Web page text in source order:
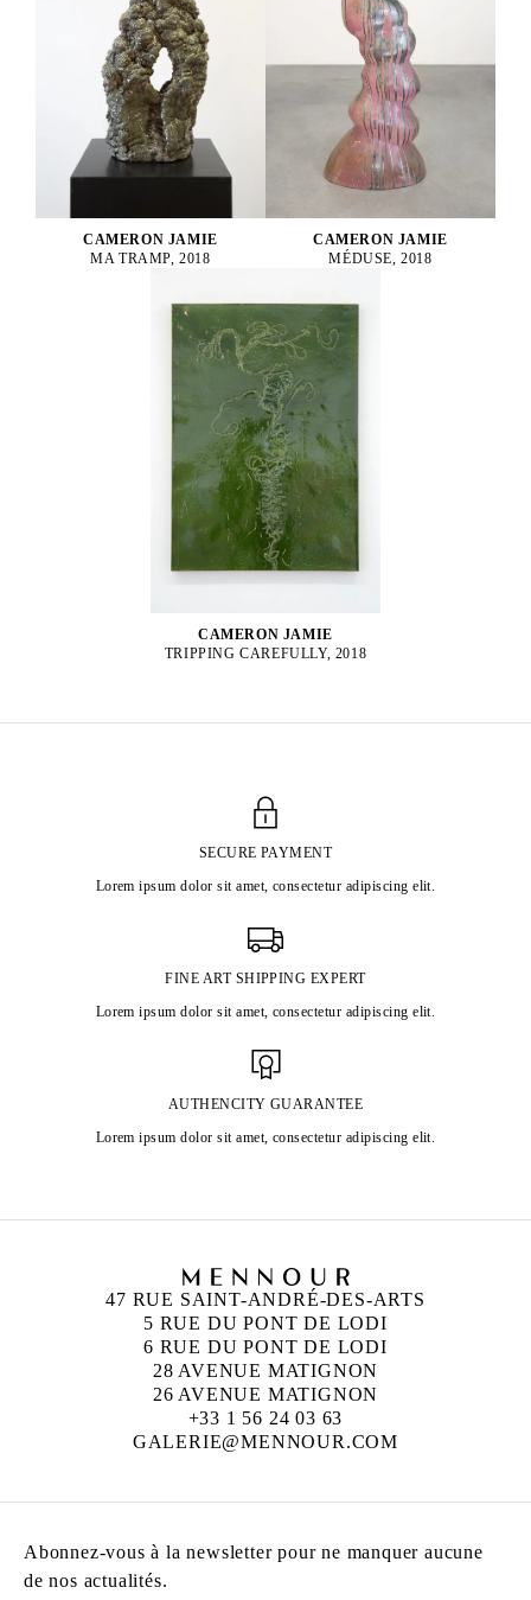
CAMERON JAMIE
MA TRAMP, 2018
CAMERON JAMIE
MÉDUSE, 2018
CAMERON JAMIE
TRIPPING CAREFULLY, 2018
SECURE PAYMENT
Lorem ipsum dolor sit amet, consectetur adipiscing elit.
FINE ART SHIPPING EXPERT
Lorem ipsum dolor sit amet, consectetur adipiscing elit.
AUTHENCITY GUARANTEE
Lorem ipsum dolor sit amet, consectetur adipiscing elit.
47 RUE SAINT-ANDRÉ-DES-ARTS
5 RUE DU PONT DE LODI
6 RUE DU PONT DE LODI
28 AVENUE MATIGNON
26 AVENUE MATIGNON
+33 1 56 24 03 63
GALERIE@MENNOUR.COM
Abonnez-vous à la newsletter pour ne manquer aucune
de nos actualités.